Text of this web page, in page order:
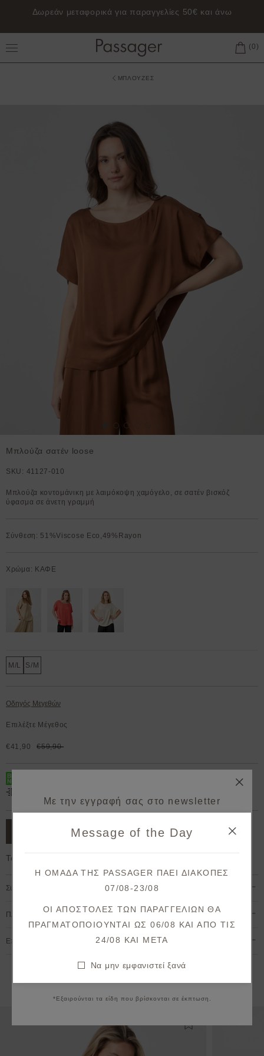
Δωρεάν μεταφορικά για παραγγελίες 50€ και άνω
Toggle Main Menu
ΜΠΛΟΥΖΕΣ
Μπλούζα σατέν loose
SKU: 41127-010
Μπλούζα κοντομάνικη με λαιμόκοψη χαμόγελο, σε σατέν βισκόζ
ύφασμα σε άνετη γραμμή
Σύνθεση: 51%Viscose Eco,49%Rayon
Χρώμα: ΚΑΦΕ
M/L S/M
Οδηγός Μεγεθών
Επιλέξτε Μέγεθος
€41,90 €59,90
ΠΡΟΣΘΗΚΗ ΣΤΟ ΚΑΛΑΘΙ
Το μοντέλο έχει ύψος 1,78cm και φοράει S/M
Σύνθεση & Φροντίδα
Πληρωμή & Αποστολή
Επιστροφές & Ακυρώσεις
Εναλλακτικές προτάσεις
Με την εγγραφή σας στο newsletter
στην πρώτη σας παραγγελία!
παραλαβές & μοναδικές προσφορές.
Συμφωνώ με τους όρους και προϋποθέσεις
*Εξαιρούνται τα είδη που βρίσκονται σε έκπτωση.
Message of the Day
Η ΟΜΑΔΑ ΤΗΣ PASSAGER ΠΑΕΙ ΔΙΑΚΟΠΕΣ
07/08-23/08
ΟΙ ΑΠΟΣΤΟΛΕΣ ΤΩΝ ΠΑΡΑΓΓΕΛΙΩΝ ΘΑ
ΠΡΑΓΜΑΤΟΠΟΙΟΥΝΤΑΙ ΩΣ 06/08 ΚΑΙ ΑΠΟ ΤΙΣ
24/08 KAI META
Να μην εμφανιστεί ξανά